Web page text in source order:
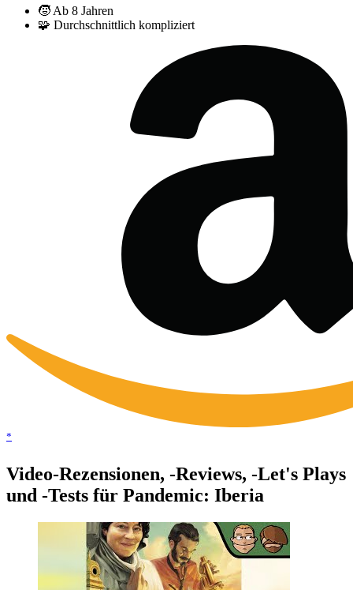
🧒 Ab 8 Jahren
🧩 Durchschnittlich kompliziert
*
Video-Rezensionen, -Reviews, -Let's Plays
und -Tests für Pandemic: Iberia